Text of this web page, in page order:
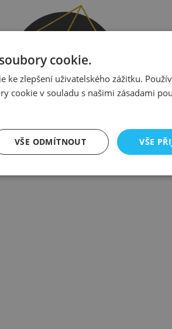
Kontrola
cookie.
zlepšení uživatelského zážitku.
cookie v souladu s našimi zásadami
VŠE
VŠE ODMÍTNOUT